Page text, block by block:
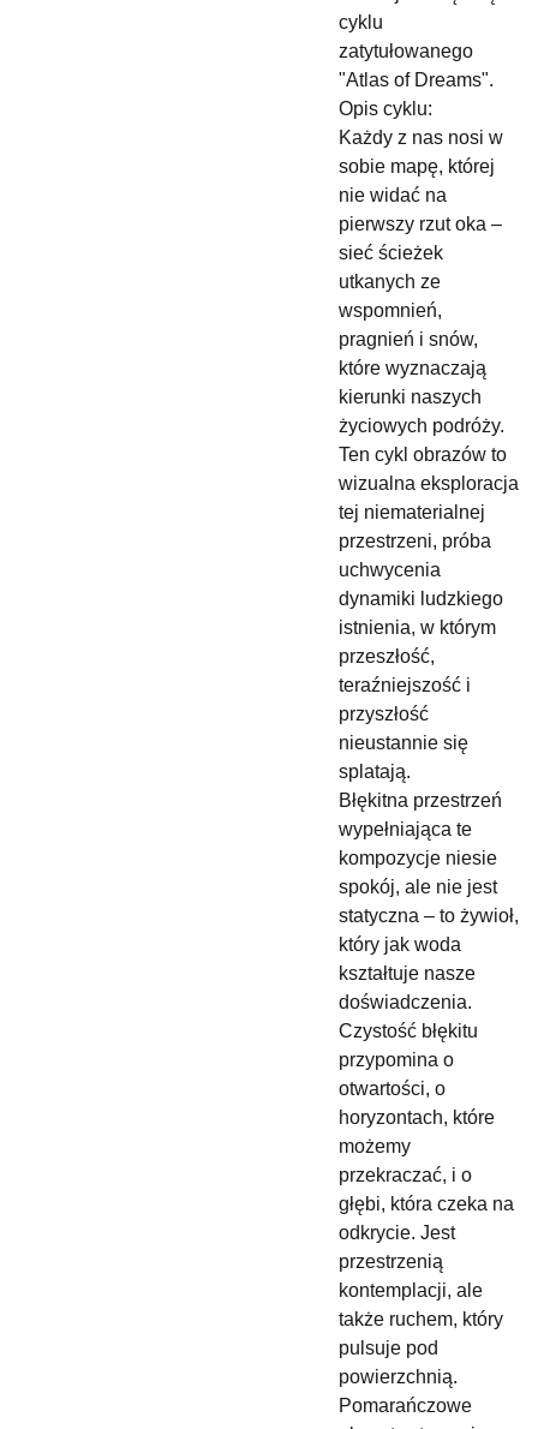
cyklu
zatytułowanego
"Atlas of Dreams".
Opis cyklu:
Każdy z nas nosi w
sobie mapę, której
nie widać na
pierwszy rzut oka –
sieć ścieżek
utkanych ze
wspomnień,
pragnień i snów,
które wyznaczają
kierunki naszych
życiowych podróży.
Ten cykl obrazów to
wizualna eksploracja
tej niematerialnej
przestrzeni, próba
uchwycenia
dynamiki ludzkiego
istnienia, w którym
przeszłość,
teraźniejszość i
przyszłość
nieustannie się
splatają.
Błękitna przestrzeń
wypełniająca te
kompozycje niesie
spokój, ale nie jest
statyczna – to żywioł,
który jak woda
kształtuje nasze
doświadczenia.
Czystość błękitu
przypomina o
otwartości, o
horyzontach, które
możemy
przekraczać, i o
głębi, która czeka na
odkrycie. Jest
przestrzenią
kontemplacji, ale
także ruchem, który
pulsuje pod
powierzchnią.
Pomarańczowe